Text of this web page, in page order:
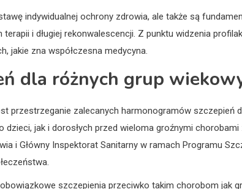
indywidualnej ochrony zdrowia, ale także są
i długiej rekonwalescencji. Z punktu widzenia
jakie zna współczesna medycyna.
dla różnych grup
przestrzeganie zalecanych harmonogramów szczepień
jak i dorosłych przed wieloma groźnymi chorobami
i Główny Inspektorat Sanitarny w ramach Programu
szczepienia przeciwko takim chorobom jak